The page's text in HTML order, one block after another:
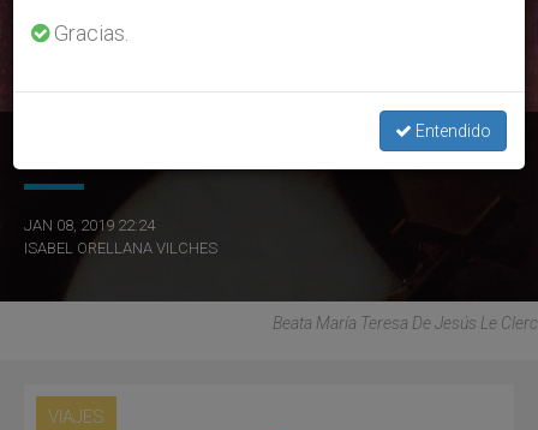
Beata María Teresa de Jesús Le Clerc, 9 de enero
JAN 08, 2019 22:24
ISABEL ORELLANA VILCHES
Beata María Teresa De Jesús Le Clerc
VIAJES
Gracias.
Entendido